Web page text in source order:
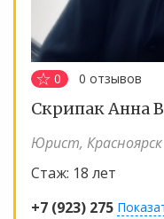
0 0 отзывов
Скрипак Анна
Юрист, Красноярск
Стаж: 18 лет
+7 (923) 275